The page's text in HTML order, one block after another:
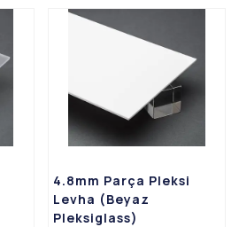
4.8mm Parça Pleksi
Levha (Beyaz
Pleksiglass)